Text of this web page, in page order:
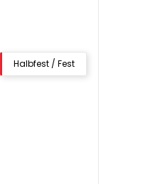
Halbfest / Fest